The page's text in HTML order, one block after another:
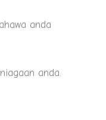
anda
anda.